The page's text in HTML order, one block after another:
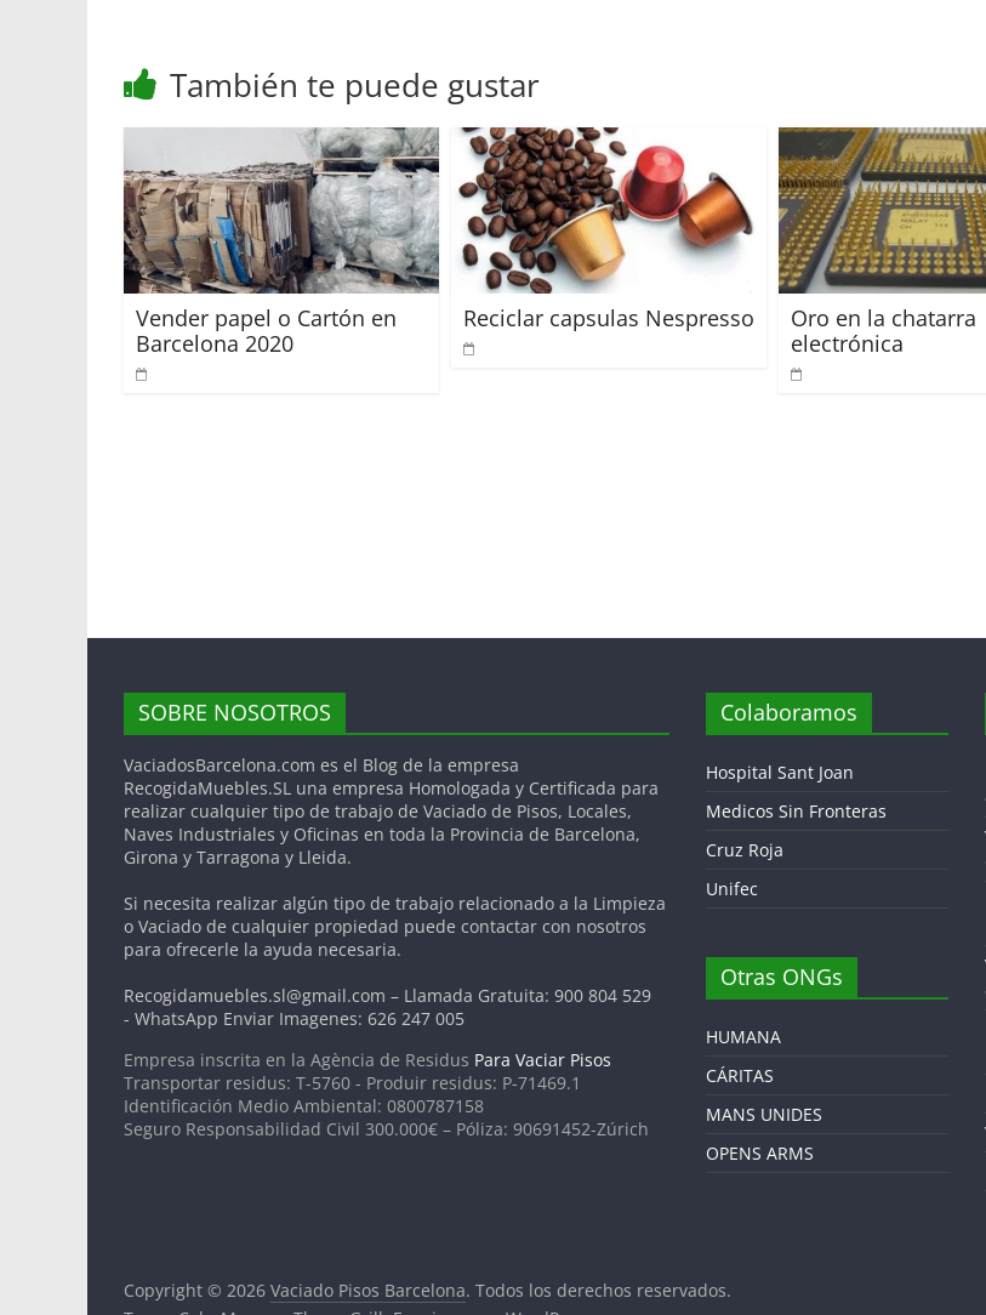
p
k
También te puede gustar
Vender papel o Cartón en
Barcelona 2020
Reciclar capsulas Nespresso
Oro en la chatarra
electrónica
SOBRE NOSOTROS
VaciadosBarcelona.com es el Blog de la empresa
RecogidaMuebles.SL una empresa Homologada y Certificada para
realizar cualquier tipo de trabajo de Vaciado de Pisos, Locales,
Naves Industriales y Oficinas en toda la Provincia de Barcelona,
Girona y Tarragona y Lleida.
Si necesita realizar algún tipo de trabajo relacionado a la Limpieza
o Vaciado de cualquier propiedad puede contactar con nosotros
para ofrecerle la ayuda necesaria.
Recogidamuebles.sl@gmail.com – Llamada Gratuita: 900 804 529
- WhatsApp Enviar Imagenes: 626 247 005
Empresa inscrita en la Agència de Residus Para Vaciar Pisos
Transportar residus: T-5760 - Produir residus: P-71469.1
Identificación Medio Ambiental: 0800787158
Seguro Responsabilidad Civil 300.000€ – Póliza: 90691452-Zúrich
Colaboramos
Hospital Sant Joan
Medicos Sin Fronteras
Cruz Roja
Unifec
Otras ONGs
HUMANA
CÁRITAS
MANS UNIDES
OPENS ARMS
Copyright © 2026 Vaciado Pisos Barcelona. Todos los derechos reservados.